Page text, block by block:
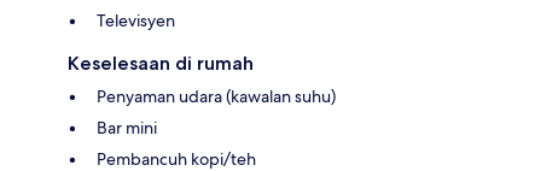
Televisyen
Keselesaan di rumah
Penyaman udara (kawalan suhu)
Bar mini
Pembancuh kopi/teh